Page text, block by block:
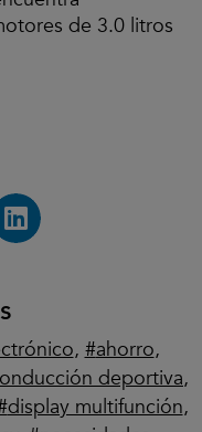
de 3.0 litros
, ahorro,
deportiva,
display multifunción,